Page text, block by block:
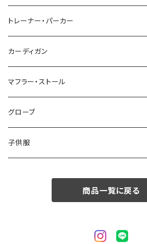
48/L
50/XL～
46/M
48/L
50/XL～
～44/S
46/M
48/L
50/XL～
トレーナー・パーカー
～44/S
46/M
48/L
50/XL～
カーディガン
～44/S
46/M
48/L
マフラー・ストール
グローブ
子供服
商品一覧に戻る